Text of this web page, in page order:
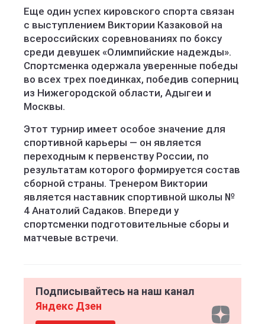
Еще один успех кировского спорта связан
с выступлением Виктории Казаковой на
всероссийских соревнованиях по боксу
среди девушек «Олимпийские надежды».
Спортсменка одержала уверенные победы
во всех трех поединках, победив соперниц
из Нижегородской области, Адыгеи и
Москвы.
Этот турнир имеет особое значение для
спортивной карьеры — он является
переходным к первенству России, по
результатам которого формируется состав
сборной страны. Тренером Виктории
является наставник спортивной школы №
4 Анатолий Садаков. Впереди у
спортсменки подготовительные сборы и
матчевые встречи.
Подписывайтесь на наш канал
Яндекс Дзен